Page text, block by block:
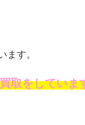
ます。
取をしていま